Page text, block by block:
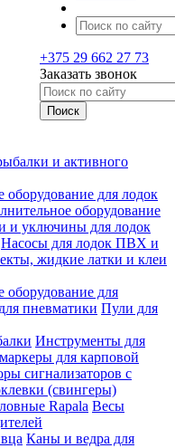
+375 29 662 27 73
Заказать звонок
и активного
оборудование для лодок
оборудование
и уключины для лодок
Насосы для лодок ПВХ и
жидкие латки и клеи
оборудование для
пневматики Пули для
Инструменты для
для карповой
сигнализаторов с
(свингеры)
Rapala Весы
Каны и ведра для